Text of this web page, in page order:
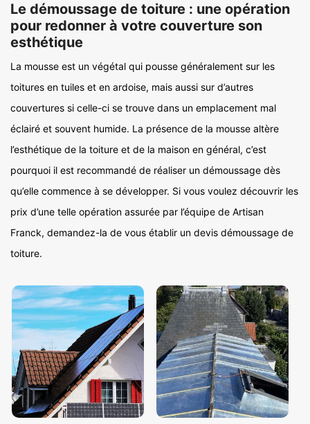
Le démoussage de toiture : une opération
pour redonner à votre couverture son
esthétique
La mousse est un végétal qui pousse généralement sur les
toitures en tuiles et en ardoise, mais aussi sur d’autres
couvertures si celle-ci se trouve dans un emplacement mal
éclairé et souvent humide. La présence de la mousse altère
l’esthétique de la toiture et de la maison en général, c’est
pourquoi il est recommandé de réaliser un démoussage dès
qu’elle commence à se développer. Si vous voulez découvrir les
prix d’une telle opération assurée par l’équipe de Artisan
Franck, demandez-la de vous établir un devis démoussage de
toiture.